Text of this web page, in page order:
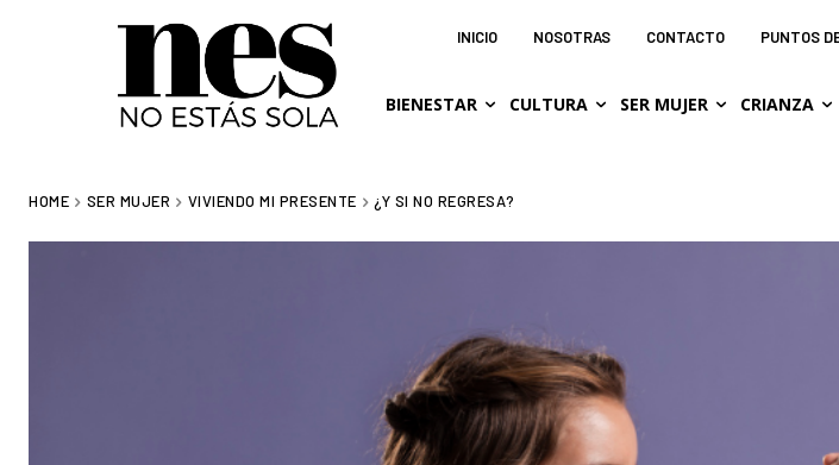
INICIO NOSOTRAS CONTACTO PUNTOS
BIENESTAR CULTURA SER MUJER CRIANZA
HOME SER MUJER VIVIENDO MI PRESENTE ¿Y SI NO REGRESA?